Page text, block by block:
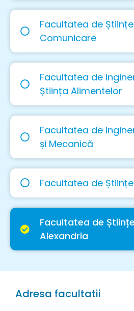
Facultatea de
Comunicare
Facultatea de
Știința Alimentelor
Facultatea de
și Mecanică
Facultatea de
Facultatea de
Alexandria
Adresa facultatii